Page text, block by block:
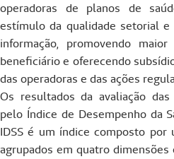
operadoras de planos de
estímulo da qualidade setorial
informação, promovendo
beneficiário e oferecendo
das operadoras e das ações
Os resultados da avaliação
pelo Índice de Desempenho da
IDSS é um índice composto por
agrupados em quatro